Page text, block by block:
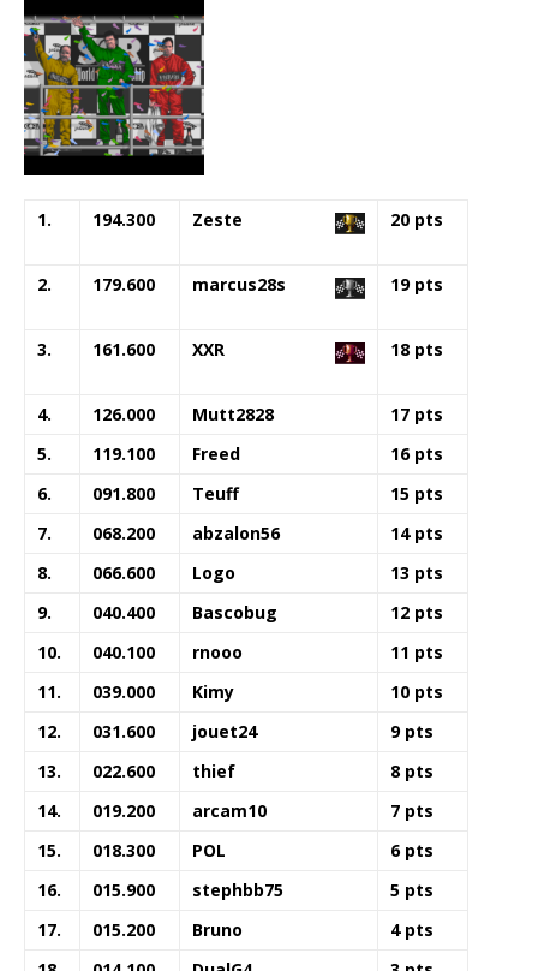
1. 194.300 Zeste 20 pts
2. 179.600 marcus28s 19 pts
3. 161.600 XXR 18 pts
4. 126.000 Mutt2828
17 pts
5.
119.100 Freed
16 pts
6.
091.800 Teuff
15 pts
7.
068.200 abzalon56
14 pts
8.
066.600 Logo
13 pts
9.
040.400 Bascobug
12 pts
10.
040.100 rnooo
11 pts
11.
039.000 Kimy
10 pts
12.
031.600 jouet24
9 pts
13.
022.600 thief
8 pts
14.
019.200 arcam10
7 pts
15.
018.300 POL
6 pts
16.
015.900 stephbb75
5 pts
17.
015.200 Bruno
4 pts